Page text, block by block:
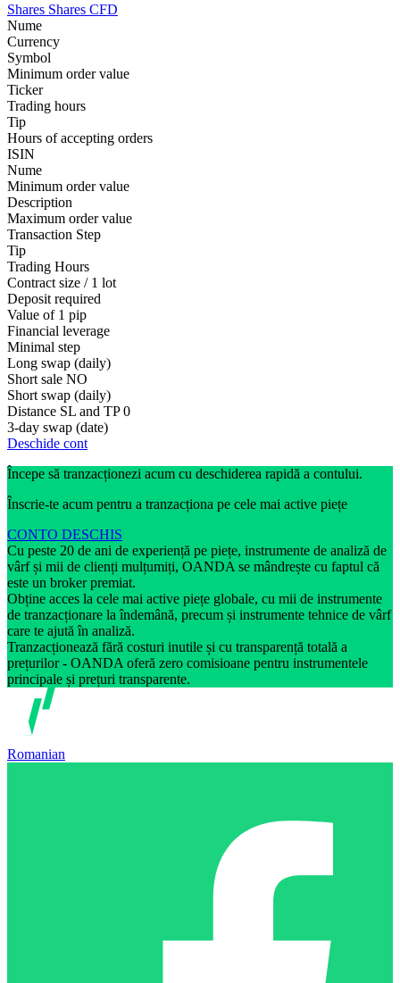
Shares Shares CFD
Nume
Currency
Symbol
Minimum order value
Ticker
Trading hours
Tip
Hours of accepting orders
ISIN
Nume
Minimum order value
Description
Maximum order value
Transaction Step
Tip
Trading Hours
Contract size / 1 lot
Deposit required
Value of 1 pip
Financial leverage
Minimal step
Long swap (daily)
Short sale NO
Short swap (daily)
Distance SL and TP 0
3-day swap (date)
Deschide cont
Începe să tranzacționezi acum cu deschiderea rapidă a contului.
Înscrie-te acum pentru a tranzacționa pe cele mai active piețe
CONTO DESCHIS
Cu peste 20 de ani de experiență pe piețe, instrumente de analiză de
vârf și mii de clienți mulțumiți, OANDA se mândrește cu faptul că
este un broker premiat.
Obține acces la cele mai active piețe globale, cu mii de instrumente
de tranzacționare la îndemână, precum și instrumente tehnice de vârf
care te ajută în analiză.
Tranzacționează fără costuri inutile și cu transparență totală a
prețurilor - OANDA oferă zero comisioane pentru instrumentele
principale și prețuri transparente.
Romanian